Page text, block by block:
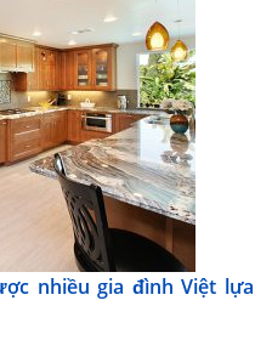
nhiều gia đình Việt lựa